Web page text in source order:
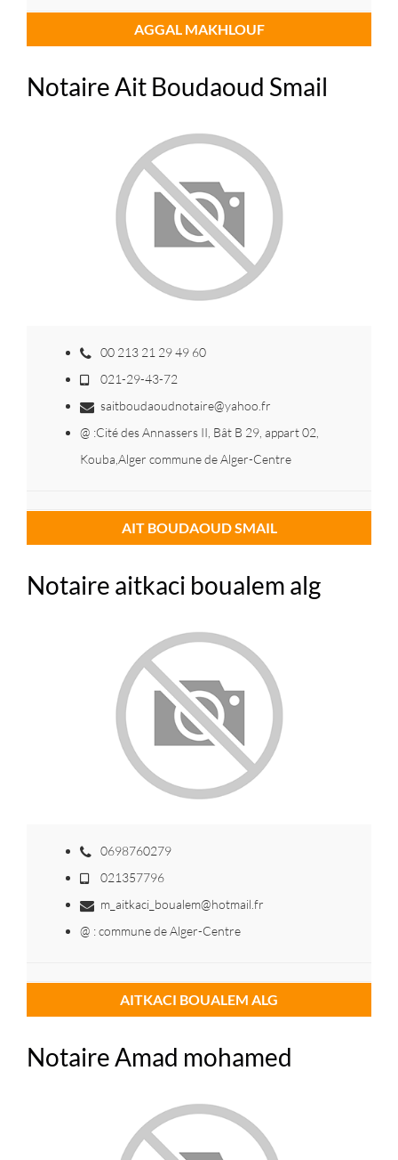
AGGAL MAKHLOUF
Notaire Ait Boudaoud Smail
00 213 21 29 49 60
021-29-43-72
saitboudaoudnotaire@yahoo.fr
@ :Cité des Annassers II, Bât B 29, appart 02,
Kouba,Alger commune de Alger-Centre
AIT BOUDAOUD SMAIL
Notaire aitkaci boualem alg
0698760279
021357796
m_aitkaci_boualem@hotmail.fr
@ : commune de Alger-Centre
AITKACI BOUALEM ALG
Notaire Amad mohamed